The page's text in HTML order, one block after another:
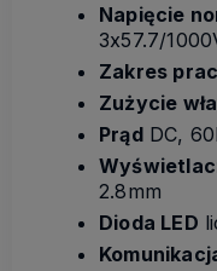
Napięcie
3x57.7/
Zakres
Zużycie
PrądDC,
2.8mm
Dioda LED